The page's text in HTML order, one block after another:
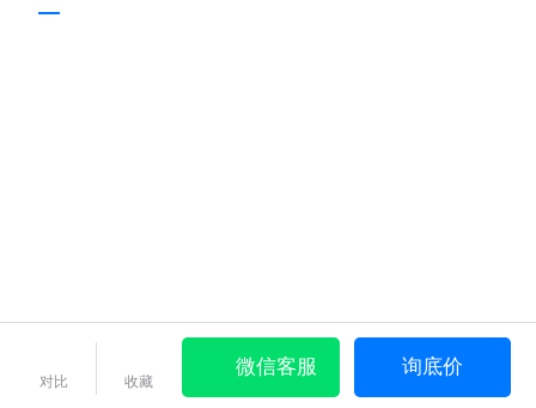
对比 收藏
微信客服 询底价